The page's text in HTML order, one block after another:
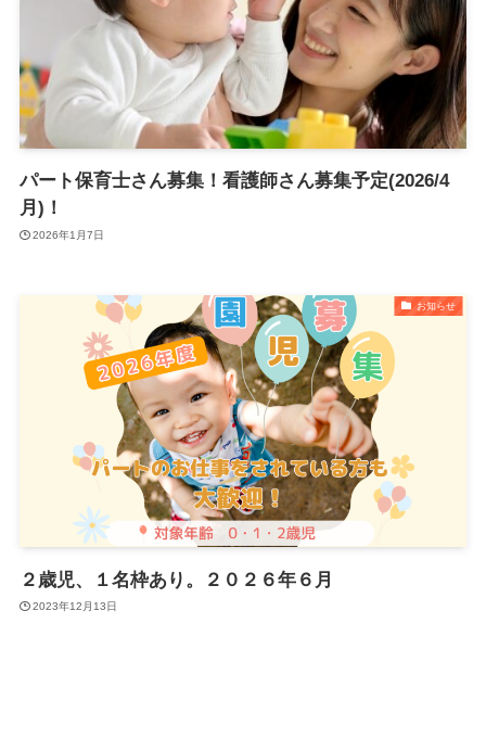
パート保育士さん募集！看護師さん募集予定(2026/4
月)！
2026年1月7日
お知らせ
２歳児、１名枠あり。２０２６年６月
2023年12月13日